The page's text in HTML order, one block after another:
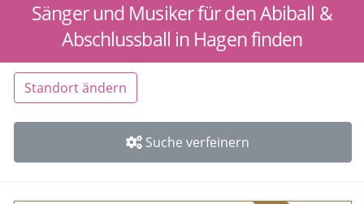
Sänger und Musiker für den Abiball &
Abschlussball in Hagen finden
Standort ändern
Suche verfeinern